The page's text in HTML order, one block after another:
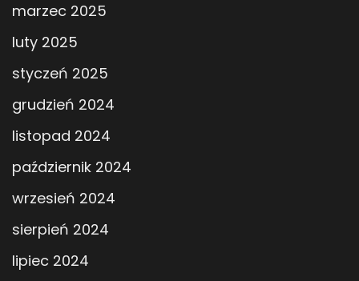
marzec 2025
luty 2025
styczeń 2025
grudzień 2024
listopad 2024
październik 2024
wrzesień 2024
sierpień 2024
lipiec 2024